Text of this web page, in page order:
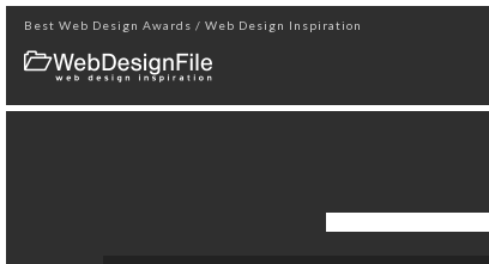
Best Web Design Awards / Web Design Inspiration